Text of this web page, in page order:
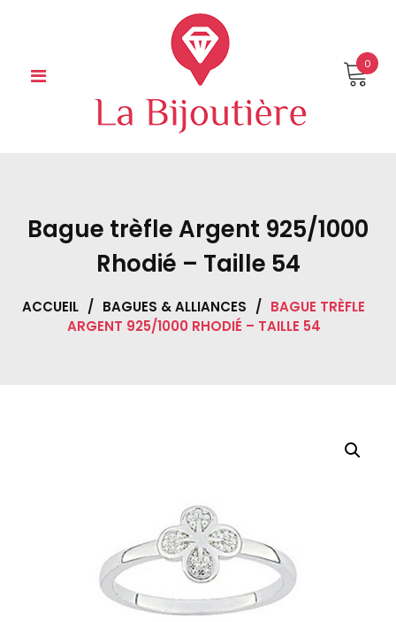
0
Bague trèfle Argent 925/1000
Rhodié – Taille 54
ACCUEIL / BAGUES & ALLIANCES / BAGUE TRÈFLE
ARGENT 925/1000 RHODIÉ – TAILLE 54